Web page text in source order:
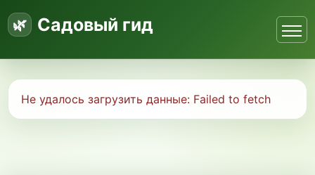
Садовый гид
Не удалось загрузить данные: Failed to fetch